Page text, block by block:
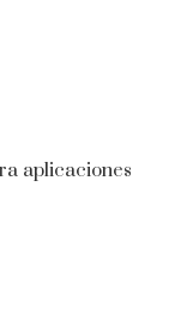
aplicaciones